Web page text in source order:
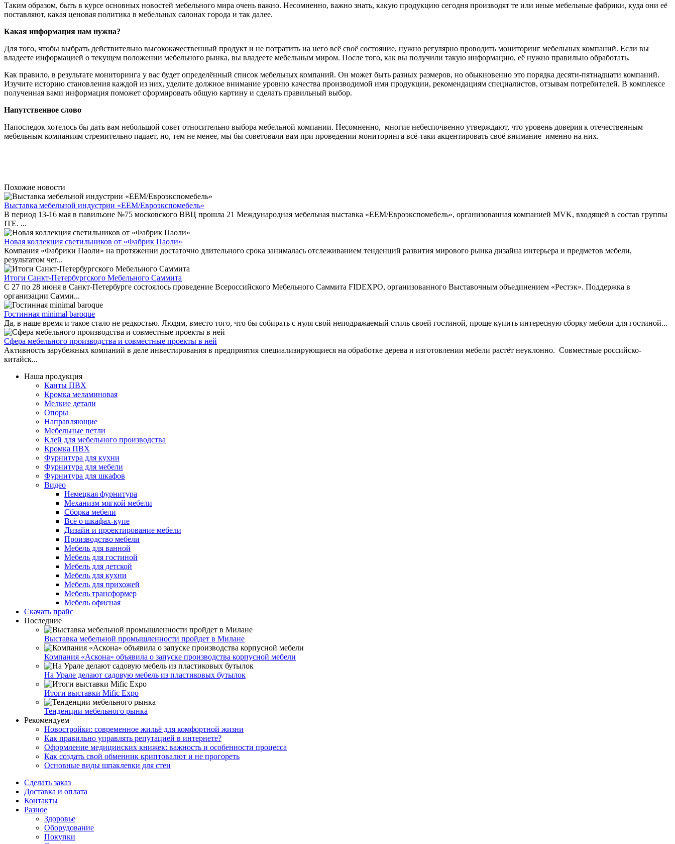
Таким образом, быть в курсе основных новостей мебельного мира очень важно. Несомненно, важно знать, какую продукцию сегодня производят те или иные мебельные фабрики, куда они её
поставляют, какая ценовая политика в мебельных салонах города и так далее.
Какая информация нам нужна?
Для того, чтобы выбрать действительно высококачественный продукт и не потратить на него всё своё состояние, нужно регулярно проводить мониторинг мебельных компаний. Если вы
владеете информацией о текущем положении мебельного рынка, вы владеете мебельным миром. После того, как вы получили такую информацию, её нужно правильно обработать.
Как правило, в результате мониторинга у вас будет определённый список мебельных компаний. Он может быть разных размеров, но обыкновенно это порядка десяти-пятнадцати компаний.
Изучите историю становления каждой из них, уделите должное внимание уровню качества производимой ими продукции, рекомендациям специалистов, отзывам потребителей. В комплексе
полученная вами информация поможет сформировать общую картину и сделать правильный выбор.
Напутственное слово
Напоследок хотелось бы дать вам небольшой совет относительно выбора мебельной компании. Несомненно, многие небеспочвенно утверждают, что уровень доверия к отечественным
мебельным компаниям стремительно падает, но, тем не менее, мы бы советовали вам при проведении мониторинга всё-таки акцентировать своё внимание именно на них.
Похожие новости
Выставка мебельной индустрии «EEM/Евроэкспомебель»
В период 13-16 мая в павильоне №75 московского ВВЦ прошла 21 Международная мебельная выставка «EEM/Евроэкспомебель», организованная компанией MVK, входящей в состав группы
ITE. ...
Новая коллекция светильников от «Фабрик Паоли»
Компания «Фабрики Паоли» на протяжении достаточно длительного срока занималась отслеживанием тенденций развития мирового рынка дизайна интерьера и предметов мебели,
результатом чег...
Итоги Санкт-Петербургского Мебельного Саммита
С 27 по 28 июня в Санкт-Петербурге состоялось проведение Всероссийского Мебельного Саммита FIDEXPO, организованного Выставочным объединением «Рестэк». Поддержка в
организации Самми...
Гостинная minimal baroque
Да, в наше время и такое стало не редкостью. Людям, вместо того, что бы собирать с нуля свой неподражаемый стиль своей гостиной, проще купить интересную сборку мебели для гостиной...
Сфера мебельного производства и совместные проекты в ней
Активность зарубежных компаний в деле инвестирования в предприятия специализирующиеся на обработке дерева и изготовлении мебели растёт неуклонно. Совместные российско-
китайск...
Наша продукция
Канты ПВХ
Кромка меламиновая
Мелкие детали
Опоры
Направляющие
Мебельные петли
Клей для мебельного производства
Кромка ПВХ
Фурнитура для кухни
Фурнитура для мебели
Фурнитура для шкафов
Видео
Немецкая фурнитура
Механизм мягкой мебели
Сборка мебели
Всё о шкафах-купе
Дизайн и проектирование мебели
Производство мебели
Мебель для ванной
Мебель для гостиной
Мебель для детской
Мебель для кухни
Мебель для прихожей
Мебель трансформер
Мебель офисная
Скачать прайс
Последние
Выставка мебельной промышленности пройдет в Милане
Компания «Аскона» объявила о запуске производства корпусной мебели
На Урале делают садовую мебель из пластиковых бутылок
Итоги выставки Mific Expo
Тенденции мебельного рынка
Рекомендуем
Новостройки: современное жильё для комфортной жизни
Как правильно управлять репутацией в интернете?
Оформление медицинских книжек: важность и особенности процесса
Как создать свой обменник криптовалют и не прогореть
Основные виды шпаклевки для стен
Сделать заказ
Доставка и оплата
Контакты
Разное
Здоровье
Оборудование
Покупки